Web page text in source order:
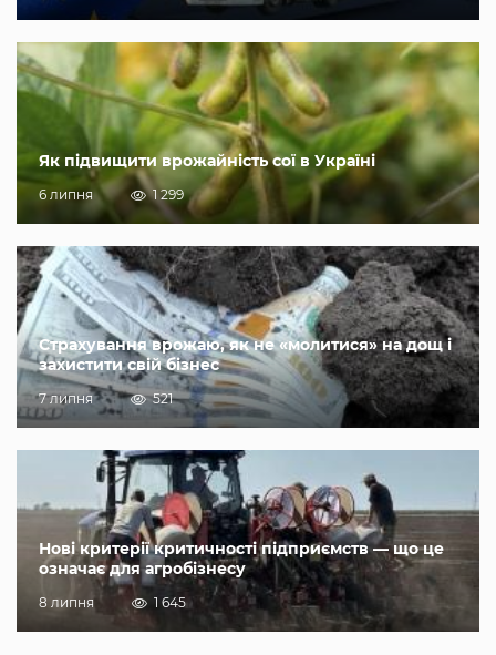
Як підвищити врожайність сої в Україні
6 липня 1 299
Страхування врожаю, як не «молитися» на дощ і
захистити свій бізнес
7 липня 521
Нові критерії критичності підприємств — що це
означає для агробізнесу
8 липня 1 645